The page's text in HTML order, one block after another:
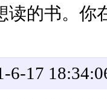
读的书。你
6-17